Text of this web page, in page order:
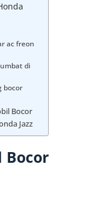
ac freon
di
bocor
Bocor
Jazz
Bocor